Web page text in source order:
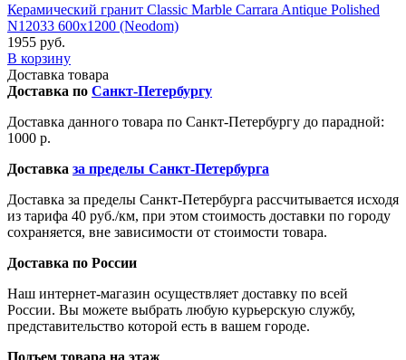
Керамический гранит Classic Marble Carrara Antique Polished
N12033 600x1200 (Neodom)
1955 руб.
В корзину
Доставка товара
Доставка по Санкт-Петербургу
Доставка данного товара по Санкт-Петербургу до парадной:
1000 р.
Доставка за пределы Санкт-Петербурга
Доставка за пределы Санкт-Петербурга рассчитывается исходя
из тарифа 40 руб./км, при этом стоимость доставки по городу
сохраняется, вне зависимости от стоимости товара.
Доставка по России
Наш интернет-магазин осуществляет доставку по всей
России. Вы можете выбрать любую курьерскую службу,
представительство которой есть в вашем городе.
Подъем товара на этаж